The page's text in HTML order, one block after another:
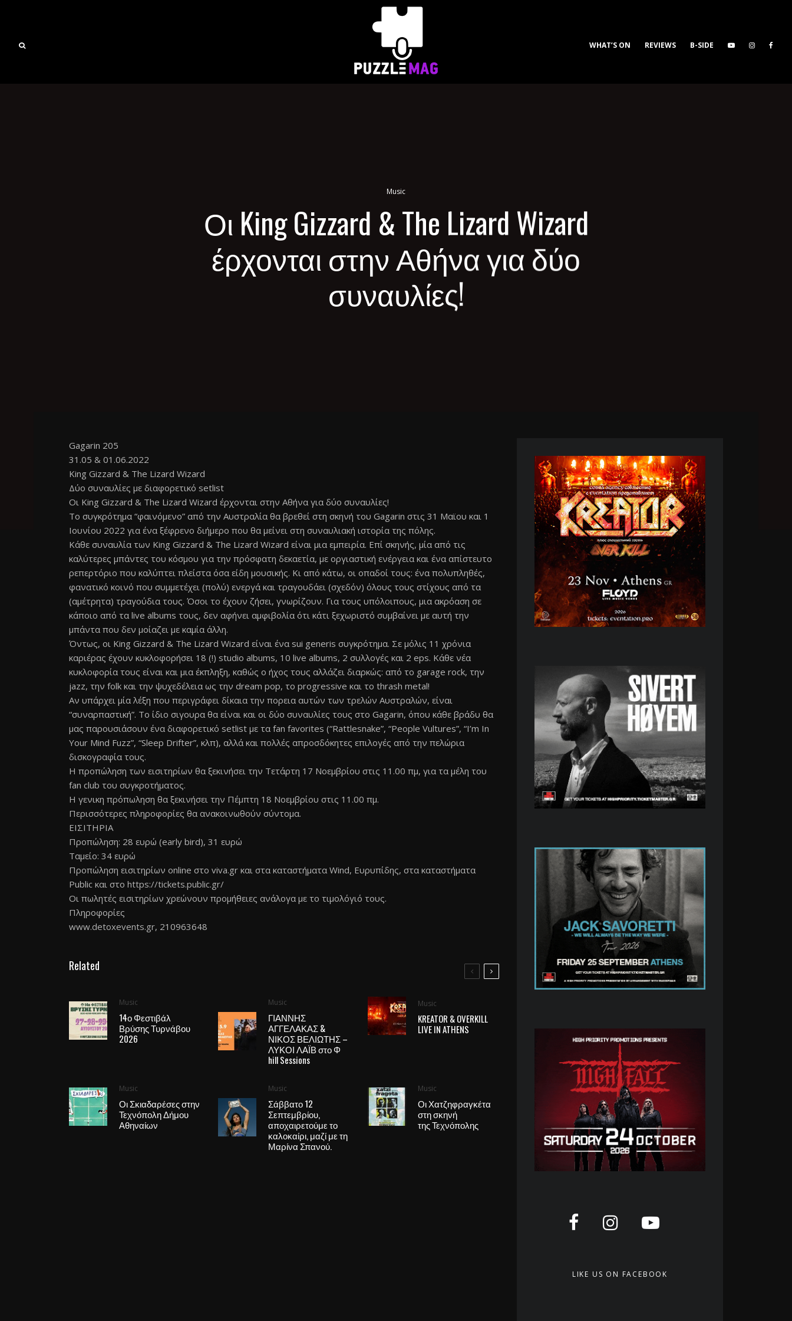
B-SIDE
REVIEWS
WHAT’S ON
Music
Οι King Gizzard & The Lizard Wizard
έρχονται στην Αθήνα για δύο
συναυλίες!
Gagarin 205
31.05 & 01.06.2022
King Gizzard & The Lizard Wizard
Δύο συναυλίες με διαφορετικό setlist
Οι King Gizzard & The Lizard Wizard έρχονται στην Αθήνα για δύο συναυλίες!
Το συγκρότημα “φαινόμενο” από την Αυστραλία θα βρεθεί στη σκηνή του Gagarin στις 31 Μαϊου και 1
Ιουνίου 2022 για ένα ξέφρενο διήμερο που θα μείνει στη συναυλιακή ιστορία της πόλης.
Κάθε συναυλία των King Gizzard & The Lizard Wizard είναι μια εμπειρία. Επί σκηνής, μία από τις
καλύτερες μπάντες του κόσμου για την πρόσφατη δεκαετία, με οργιαστική ενέργεια και ένα απίστευτο
ρεπερτόριο που καλύπτει πλείστα όσα είδη μουσικής. Κι από κάτω, οι οπαδοί τους: ένα πολυπληθές,
φανατικό κοινό που συμμετέχει (πολύ) ενεργά και τραγουδάει (σχεδόν) όλους τους στίχους από τα
(αμέτρητα) τραγούδια τους. Όσοι το έχουν ζήσει, γνωρίζουν. Για τους υπόλοιπους, μια ακρόαση σε
κάποιο από τα live albums τους, δεν αφήνει αμφιβολία ότι κάτι ξεχωριστό συμβαίνει με αυτή την
μπάντα που δεν μοίαζει με καμία άλλη.
Όντως, οι King Gizzard & The Lizard Wizard είναι ένα sui generis συγκρότημα. Σε μόλις 11 χρόνια
καριέρας έχουν κυκλοφορήσει 18 (!) studio albums, 10 live albums, 2 συλλογές και 2 eps. Κάθε νέα
κυκλοφορία τους είναι και μια έκπληξη, καθώς ο ήχος τους αλλάζει διαρκώς: από το garage rock, την
jazz, την folk και την ψυχεδέλεια ως την dream pop, το progressive και το thrash metal!
Αν υπάρχει μία λέξη που περιγράφει δίκαια την πορεια αυτών των τρελών Αυστραλών, είναι
“συναρπαστική”. Το ίδιο σιγουρα θα είναι και οι δύο συναυλίες τους στο Gagarin, όπου κάθε βράδυ θα
μας παρουσιάσουν ένα διαφορετικό setlist με τα fan favorites (“Rattlesnake”, “People Vultures”, “I’m In
Your Mind Fuzz”, “Sleep Drifter”, κλπ), αλλά και πολλές απροσδόκητες επιλογές από την πελώρια
δισκογραφία τους.
Η προπώληση των εισιτηρίων θα ξεκινήσει την Τετάρτη 17 Νοεμβρίου στις 11.00 πμ, για τα μέλη του
fan club του συγκροτήματος.
Η γενικη πρόπωληση θα ξεκινήσει την Πέμπτη 18 Νοεμβρίου στις 11.00 πμ.
Περισσότερες πληροφορίες θα ανακοινωθούν σύντομα.
ΕΙΣΙΤΗΡΙΑ
Προπώληση: 28 ευρώ (early bird), 31 ευρώ
Ταμείο: 34 ευρώ
Προπώληση εισιτηρίων online στo viva.gr και στα καταστήματα Wind, Ευρυπίδης, στα καταστήματα
Public και στο https://tickets.public.gr/
Οι πωλητές εισιτηρίων χρεώνουν προμήθειες ανάλογα με το τιμολόγιό τους.
Πληροφορίες
www.detoxevents.gr, 210963648
Related
Music
14ο Φεστιβάλ
Βρύσης Τυρνάβου
2026
Music
ΓΙΑΝΝΗΣ
ΑΓΓΕΛΑΚΑΣ &
ΝΙΚΟΣ ΒΕΛΙΩΤΗΣ –
ΛΥΚΟΙ ΛΑΪΒ στο Φ
hill Sessions
Music
KREATOR & OVERKILL
LIVE IN ATHENS
Music
Οι Σκιαδαρέσες στην
Τεχνόπολη Δήμου
Αθηναίων
Music
Σάββατο 12
Σεπτεμβρίου,
αποχαιρετούμε το
καλοκαίρι, μαζί με τη
Μαρίνα Σπανού.
Music
Οι Χατζηφραγκέτα
στη σκηνή
της Τεχνόπολης
LIKE US ON FACEBOOK